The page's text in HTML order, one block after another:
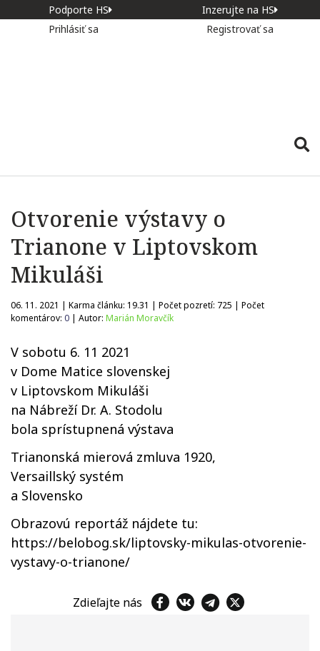
Podporte HS
Inzerujte na HS
Prihlásiť sa
Registrovať sa
Otvorenie výstavy o
Trianone v Liptovskom
Mikuláši
06. 11. 2021 | Karma článku: 19.31 | Počet pozretí: 725 | Počet
komentárov: 0 | Autor: Marián Moravčík
V sobotu 6. 11 2021
v Dome Matice slovenskej
v Liptovskom Mikuláši
na Nábreží Dr. A. Stodolu
bola sprístupnená výstava
Trianonská mierová zmluva 1920,
Versaillský systém
a Slovensko
Obrazovú reportáž nájdete tu:
https://belobog.sk/liptovsky-mikulas-otvorenie-
vystavy-o-trianone/
Zdieľajte nás